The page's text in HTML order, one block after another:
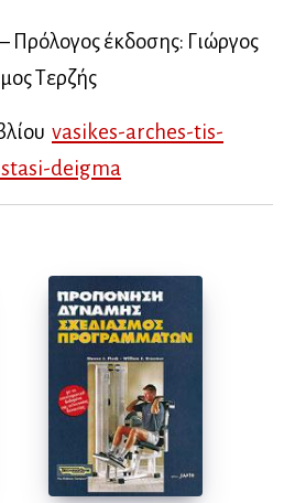
Πρόλογος έκδοσης: Γιώργος
Τερζής
vasikes-arches-tis-
deigma